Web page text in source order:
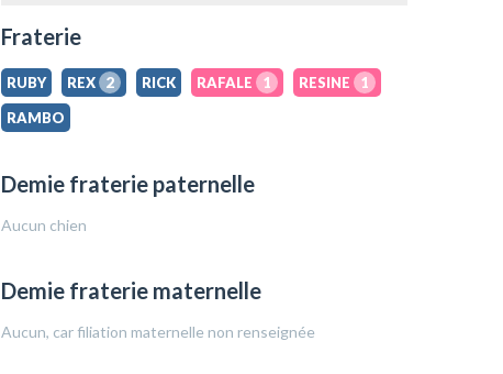
Fraterie
RUBY REX 2 RICK RAFALE 1 RESINE
1
RAMBO
Demie fraterie paternelle
Aucun chien
Demie fraterie maternelle
Aucun, car filiation maternelle non renseignée